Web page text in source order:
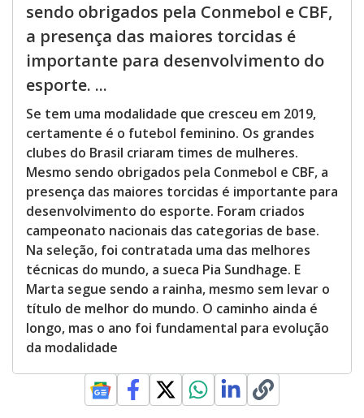
sendo obrigados pela Conmebol e CBF,
a presença das maiores torcidas é
importante para desenvolvimento do
esporte. ...
Se tem uma modalidade que cresceu em 2019,
certamente é o futebol feminino. Os grandes
clubes do Brasil criaram times de mulheres.
Mesmo sendo obrigados pela Conmebol e CBF, a
presença das maiores torcidas é importante para
desenvolvimento do esporte. Foram criados
campeonato nacionais das categorias de base.
Na seleção, foi contratada uma das melhores
técnicas do mundo, a sueca Pia Sundhage. E
Marta segue sendo a rainha, mesmo sem levar o
título de melhor do mundo. O caminho ainda é
longo, mas o ano foi fundamental para evolução
da modalidade